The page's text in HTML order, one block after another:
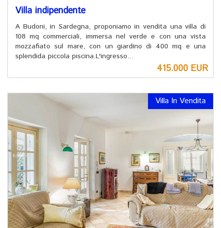
Villa indipendente
A Budoni, in Sardegna, proponiamo in vendita una villa di
108 mq commerciali, immersa nel verde e con una vista
mozzafiato sul mare, con un giardino di 400 mq e una
splendida piccola piscina.L'ingresso...
415.000 EUR
Villa In Vendita